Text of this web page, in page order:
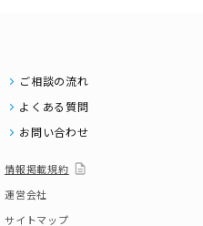
ご相談の流れ
よくある質問
お問い合わせ
情報掲載規約
運営会社
サイトマップ